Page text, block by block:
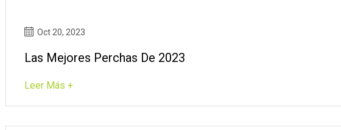
Oct 20, 2023
Las Mejores Perchas De 2023
Leer Más +